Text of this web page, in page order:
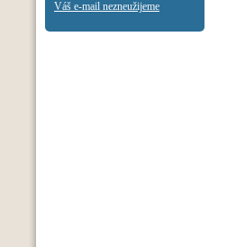
Váš e-mail nezneužijeme